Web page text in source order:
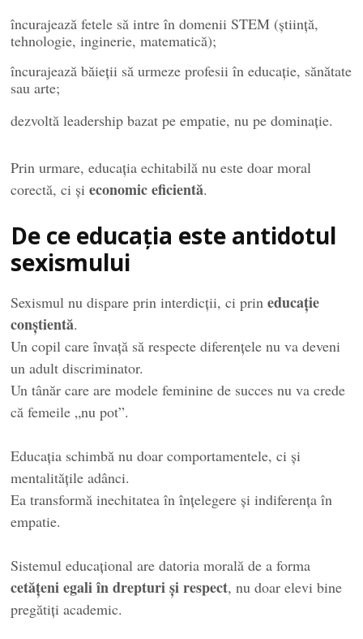
încurajează fetele să intre în domenii STEM (știință,
tehnologie, inginerie, matematică);
încurajează băieții să urmeze profesii în educație, sănătate
sau arte;
dezvoltă leadership bazat pe empatie, nu pe dominație.
Prin urmare, educația echitabilă nu este doar moral
corectă, ci șieconomic eficientă.
De ce educația este antidotul
sexismului
Sexismul nu dispare prin interdicții, ci prineducație
conștientă.
Un copil care învață să respecte diferențele nu va deveni
un adult discriminator.
Un tânăr care are modele feminine de succes nu va crede
că femeile „nu pot”.
Educația schimbă nu doar comportamentele, ci și
mentalitățile adânci.
Ea transformă inechitatea în înțelegere și indiferența în
empatie.
Sistemul educațional are datoria morală de a forma
cetățeni egali în drepturi și respect, nu doar elevi bine
pregătiți academic.